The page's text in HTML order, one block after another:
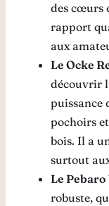
des cœurs
rapport
aux
Le Ocke
découvrir
puissance
pochoirs
bois. Il a
surtout
Le Pebaro
robuste,